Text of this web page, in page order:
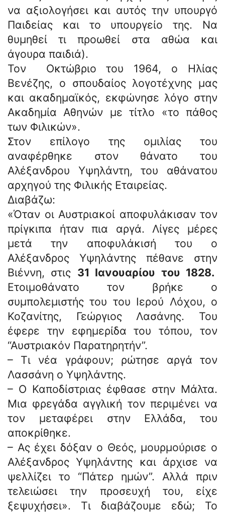
να αξιολογήσει και αυτός την υπουργό
Παιδείας και το υπουργείο της. Να
θυμηθεί τι προωθεί στα αθώα και
άγουρα παιδιά).
Τον Οκτώβριο του 1964, ο Ηλίας
Βενέζης, ο σπουδαίος λογοτέχνης μας
και ακαδημαϊκός, εκφώνησε λόγο στην
Ακαδημία Αθηνών με τίτλο «το πάθος
των Φιλικών».
Στον επίλογο της ομιλίας του
αναφέρθηκε στον θάνατο του
Αλέξανδρου Υψηλάντη, του αθάνατου
αρχηγού της Φιλικής Εταιρείας.
Διαβάζω:
«Όταν οι Αυστριακοί αποφυλάκισαν τον
πρίγκιπα ήταν πια αργά. Λίγες μέρες
μετά την αποφυλάκισή του ο
Αλέξανδρος Υψηλάντης πέθανε στην
Βιέννη, στις 31 Ιανουαρίου του 1828.
Ετοιμοθάνατο τον βρήκε ο
συμπολεμιστής του του Ιερού Λόχου, ο
Κοζανίτης, Γεώργιος Λασάνης. Του
έφερε την εφημερίδα του τόπου, τον
“Αυστριακόν Παρατηρητήν”.
– Τι νέα γράφουν; ρώτησε αργά τον
Λασσάνη ο Υψηλάντης.
– Ο Καποδίστριας έφθασε στην Μάλτα.
Μια φρεγάδα αγγλική τον περιμένει να
τον μεταφέρει στην Ελλάδα, του
αποκρίθηκε.
– Ας έχει δόξαν ο Θεός, μουρμούρισε ο
Αλέξανδρος Υψηλάντης και άρχισε να
ψελλίζει το “Πάτερ ημών”. Αλλά πριν
τελειώσει την προσευχή του, είχε
ξεψυχήσει». Τι διαβάζουμε εδώ; Το